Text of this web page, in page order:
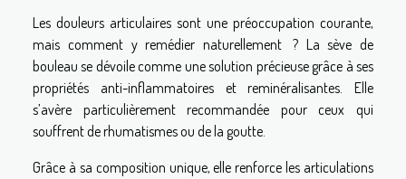
Les douleurs articulaires sont une préoccupation courante,
mais comment y remédier naturellement ? La sève de
bouleau se dévoile comme une solution précieuse grâce à ses
propriétés anti-inflammatoires et reminéralisantes. Elle
s’avère particulièrement recommandée pour ceux qui
souffrent de rhumatismes ou de la goutte.
Grâce à sa composition unique, elle renforce les articulations